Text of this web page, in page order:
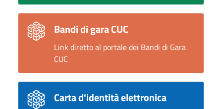
Bandi di gara CUC
Link diretto al portale dei Bandi di Gara
CUC
Carta d'identità elettronica